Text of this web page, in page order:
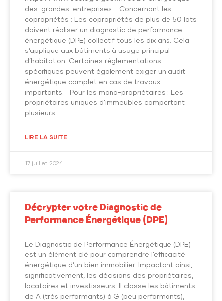
des-grandes-entreprises. Concernant les
copropriétés : Les copropriétés de plus de 50 lots
doivent réaliser un diagnostic de performance
énergétique (DPE) collectif tous les dix ans. Cela
s’applique aux bâtiments à usage principal
d’habitation. Certaines réglementations
spécifiques peuvent également exiger un audit
énergétique complet en cas de travaux
importants. Pour les mono-propriétaires : Les
propriétaires uniques d’immeubles comportant
plusieurs
LIRE LA SUITE
17 juillet 2024
Décrypter votre Diagnostic de
Performance Énergétique (DPE)
Le Diagnostic de Performance Énergétique (DPE)
est un élément clé pour comprendre l’efficacité
énergétique d’un bien immobilier. Impactant ainsi,
significativement, les décisions des propriétaires,
locataires et investisseurs. Il classe les bâtiments
de A (très performants) à G (peu performants),